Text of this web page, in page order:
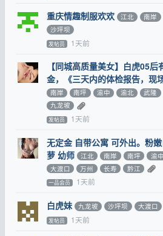
重庆情趣制服欢欢 江北 南岸
沙坪坝
发帖员 1天前
【同城高质量美女】白虎05
金，《三天内的体检报告，现
南岸
南坪 渝中 渝北 武隆
九龙坡
发帖员 1天前
无定金 自带公寓 可外出。粉
萝 幼师
江北 南岸 南坪 渝中
大渡口
万州 长寿 黔江
一品会员 1天前
白虎妹 九龙坡 沙坪坝 大渡口
发帖员 1天前